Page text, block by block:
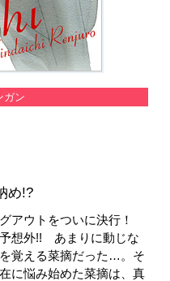
ガン
め!?
アウトをついに決行！
想外!! あまりに動じな
覚える菜摘だった…。そ
に悩み始めた菜摘は、真